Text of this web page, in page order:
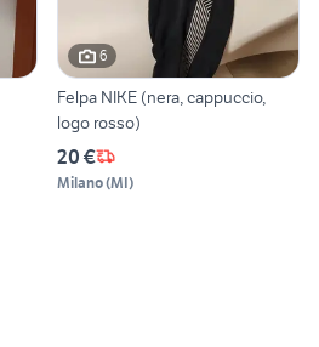
6
Felpa NIKE (nera, cappuccio,
logo rosso)
20 €
Milano(MI)